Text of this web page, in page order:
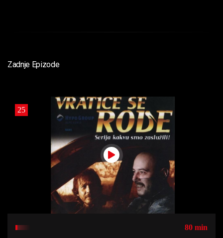
Zadnje Epizode
25
80 min